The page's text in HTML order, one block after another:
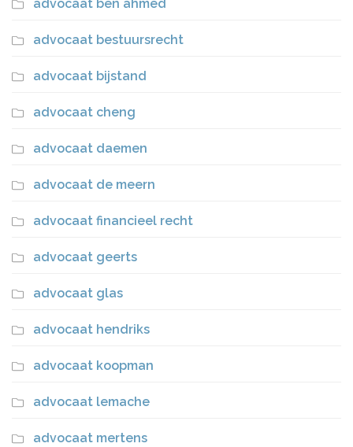
advocaat ben ahmed
advocaat bestuursrecht
advocaat bijstand
advocaat cheng
advocaat daemen
advocaat de meern
advocaat financieel recht
advocaat geerts
advocaat glas
advocaat hendriks
advocaat koopman
advocaat lemache
advocaat mertens